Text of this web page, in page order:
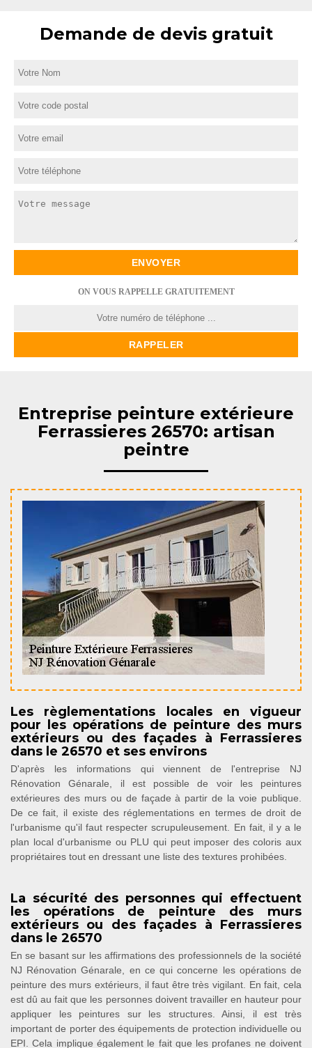
Demande de devis gratuit
ON VOUS RAPPELLE GRATUITEMENT
Entreprise peinture extérieure
Ferrassieres 26570: artisan
peintre
Les règlementations locales en vigueur
pour les opérations de peinture des murs
extérieurs ou des façades à Ferrassieres
dans le 26570 et ses environs
D'après les informations qui viennent de l'entreprise NJ
Rénovation Génarale, il est possible de voir les peintures
extérieures des murs ou de façade à partir de la voie publique.
De ce fait, il existe des réglementations en termes de droit de
l'urbanisme qu'il faut respecter scrupuleusement. En fait, il y a le
plan local d'urbanisme ou PLU qui peut imposer des coloris aux
propriétaires tout en dressant une liste des textures prohibées.
La sécurité des personnes qui effectuent
les opérations de peinture des murs
extérieurs ou des façades à Ferrassieres
dans le 26570
En se basant sur les affirmations des professionnels de la société
NJ Rénovation Génarale, en ce qui concerne les opérations de
peinture des murs extérieurs, il faut être très vigilant. En fait, cela
est dû au fait que les personnes doivent travailler en hauteur pour
appliquer les peintures sur les structures. Ainsi, il est très
important de porter des équipements de protection individuelle ou
EPI. Cela implique également le fait que les profanes ne doivent